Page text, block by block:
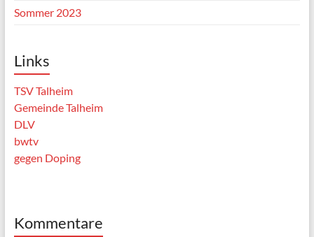
Sommer 2023
Links
TSV Talheim
Gemeinde Talheim
DLV
bwtv
gegen Doping
Kommentare